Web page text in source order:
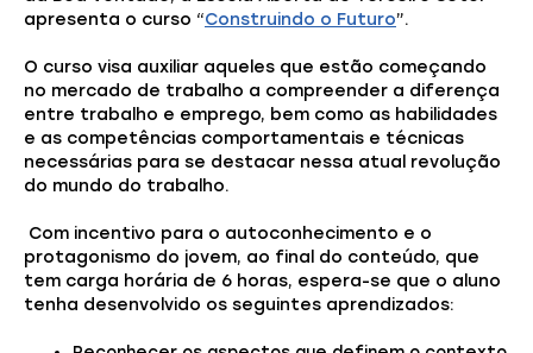
apresenta o curso “Construindo o Futuro”.
O curso visa auxiliar aqueles que estão começando
no mercado de trabalho a compreender a diferença
entre trabalho e emprego, bem como as habilidades
e as competências comportamentais e técnicas
necessárias para se destacar nessa atual revolução
do mundo do trabalho.
Com incentivo para o autoconhecimento e o
protagonismo do jovem, ao final do conteúdo, que
tem carga horária de 6 horas, espera-se que o aluno
tenha desenvolvido os seguintes aprendizados: